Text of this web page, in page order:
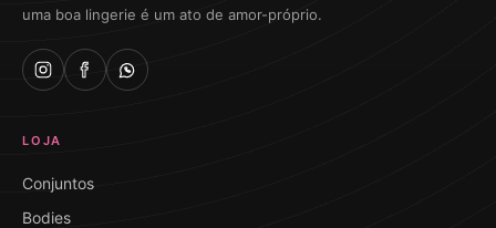
uma boa lingerie é um ato de amor-próprio.
LOJA
Conjuntos
Bodies